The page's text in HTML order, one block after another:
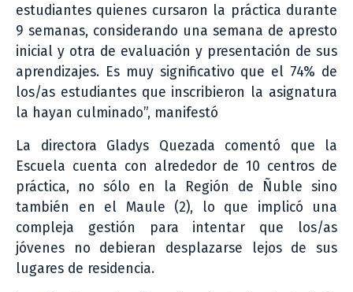
estudiantes quienes cursaron la práctica durante
9 semanas, considerando una semana de apresto
inicial y otra de evaluación y presentación de sus
aprendizajes. Es muy significativo que el 74% de
los/as estudiantes que inscribieron la asignatura
la hayan culminado”, manifestó
La directora Gladys Quezada comentó que la
Escuela cuenta con alrededor de 10 centros de
práctica, no sólo en la Región de Ñuble sino
también en el Maule (2), lo que implicó una
compleja gestión para intentar que los/as
jóvenes no debieran desplazarse lejos de sus
lugares de residencia.